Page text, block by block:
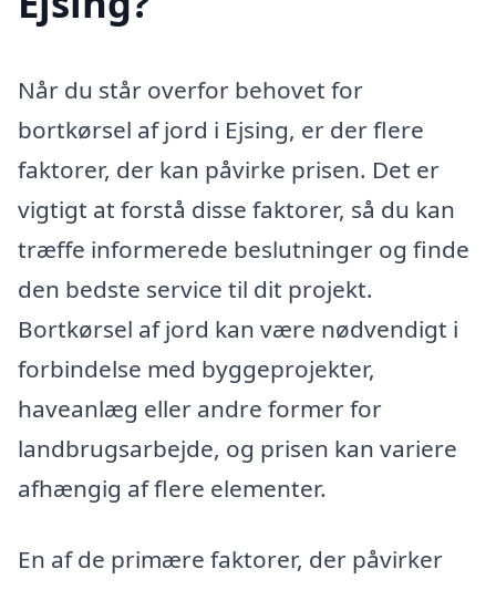
Når du står overfor behovet for
bortkørsel af jord i Ejsing, er der flere
faktorer, der kan påvirke prisen. Det er
vigtigt at forstå disse faktorer, så du kan
træffe informerede beslutninger og finde
den bedste service til dit projekt.
Bortkørsel af jord kan være nødvendigt i
forbindelse med byggeprojekter,
haveanlæg eller andre former for
landbrugsarbejde, og prisen kan variere
afhængig af flere elementer.
En af de primære faktorer, der påvirker